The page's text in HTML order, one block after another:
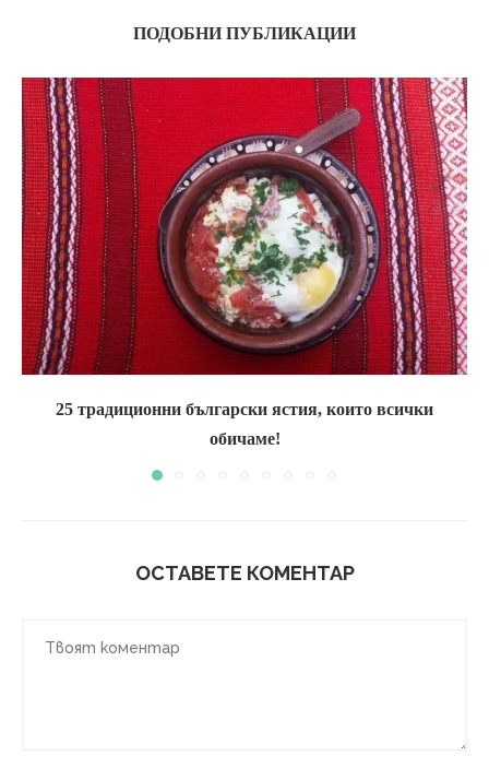
ПОДОБНИ ПУБЛИКАЦИИ
25 традиционни български ястия, които всички
обичаме!
ОСТАВЕТЕ КОМЕНТАР